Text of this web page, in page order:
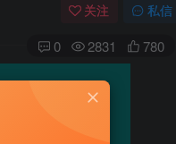
关注 私信
0 2831 780